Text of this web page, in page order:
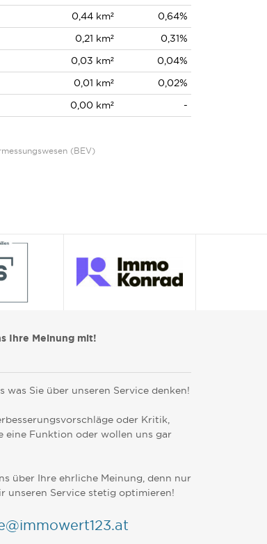
0,44 km²
0,64%
0,21 km²
0,31%
0,03 km²
0,04%
0,01 km²
0,02%
0,00 km² -
(BEV)
Ihre Meinung mit!
was Sie über unseren Service denken!
oder Kritik,
eine Funktion oder wollen uns gar
über Ihre ehrliche Meinung, denn nur
unseren Service stetig optimieren!